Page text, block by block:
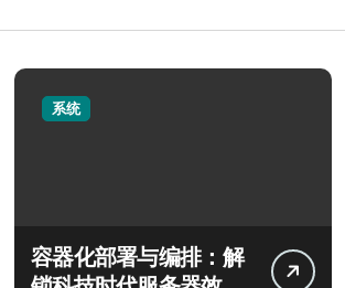
系统
容器化部署与编排：解